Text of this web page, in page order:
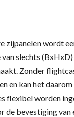
zijpanelen wordt
slechts (BxHxD)
Zonder
en kan het
flexibel worden
de bevestiging van